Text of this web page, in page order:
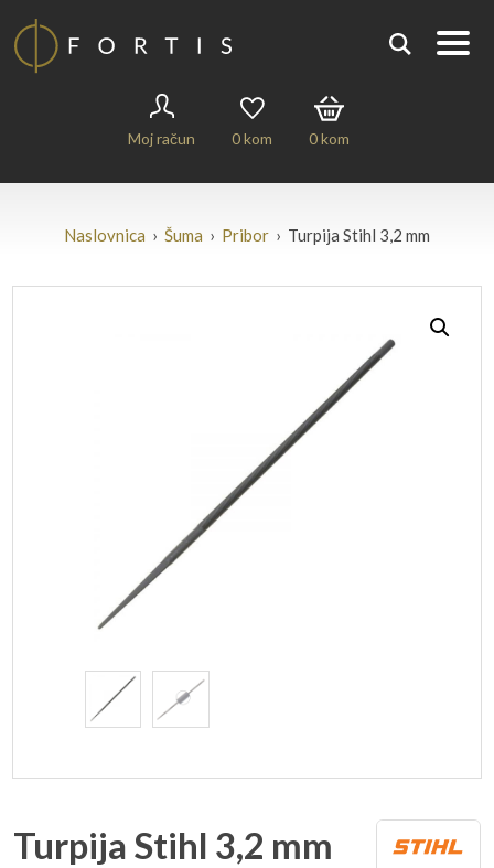
Moj račun 0kom 0kom
Naslovnica › Šuma › Pribor › Turpija Stihl 3,2 mm
Turpija Stihl 3,2 mm